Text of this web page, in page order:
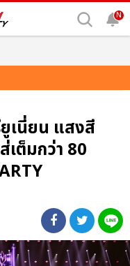
N
เนี่ยน แสงสี
เต็มกว่า 80